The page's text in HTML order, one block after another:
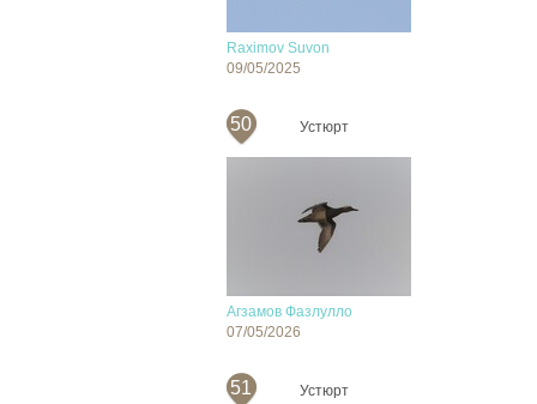
Raximov Suvon
09/05/2025
50 Устюрт
Агзамов Фазлулло
07/05/2026
51 Устюрт